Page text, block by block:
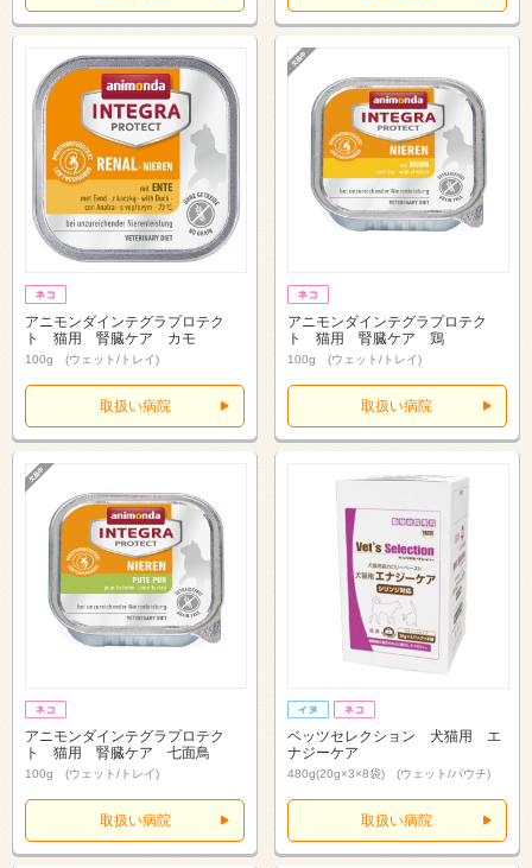
アニモンダインテグラプロテク
ト 猫用 腎臓ケア カモ
100g (ウェット/トレイ)
取扱い病院
アニモンダインテグラプロテク
ト 猫用 腎臓ケア 鶏
100g (ウェット/トレイ)
取扱い病院
アニモンダインテグラプロテク
ト 猫用 腎臓ケア 七面鳥
100g (ウェット/トレイ)
取扱い病院
ベッツセレクション 犬猫用 エ
ナジーケア
480g(20g×3×8袋) (ウェット/パウチ)
取扱い病院